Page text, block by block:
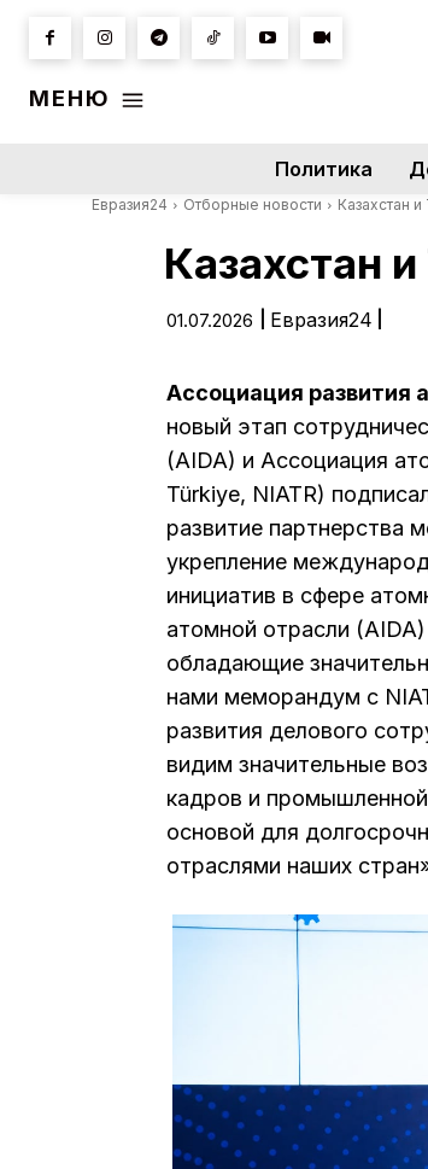
МЕНЮ
Политика
Евразия24 Отборные новости Казахстан
Казахстан
01.07.2026 Евразия24
Ассоциация развития
новый этап
(AIDA) и Ассоциация
Türkiye, NIATR)
развитие партнерства
укрепление
инициатив в сфере
атомной отрасли
обладающие
нами меморандум с
развития делового
видим значительные
кадров и
основой для
отраслями наших